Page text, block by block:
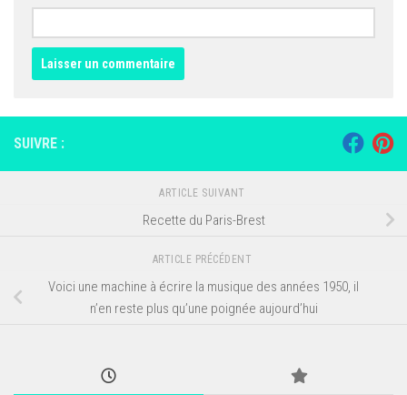
SUIVRE :
ARTICLE SUIVANT
Recette du Paris-Brest
ARTICLE PRÉCÉDENT
Voici une machine à écrire la musique des années 1950, il
n’en reste plus qu’une poignée aujourd’hui